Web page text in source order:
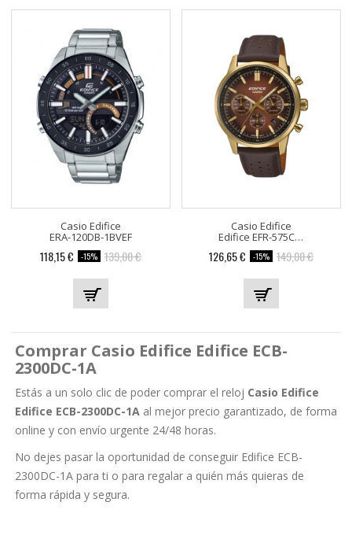
Casio Edifice
ERA-120DB-1BVEF
Precio
118,15 € Precio
base
-15% 139,00 €
Casio Edifice
Edifice EFR-575CL-5A
Precio
126,65 € Precio
base
-15% 149,00 €
Comprar Casio Edifice Edifice ECB-
2300DC-1A
Estás a un solo clic de poder comprar el reloj Casio Edifice
Edifice ECB-2300DC-1A al mejor precio garantizado, de forma
online y con envío urgente 24/48 horas.
No dejes pasar la oportunidad de conseguir Edifice ECB-
2300DC-1A para ti o para regalar a quién más quieras de
forma rápida y segura.